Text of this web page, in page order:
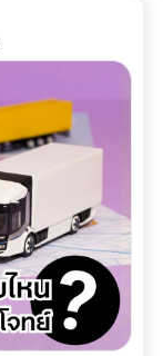
วางท่อเจาะรู
พักน้ำและปั๊ม
งบ่อพักน้ำ
รื่องสูบน้ำขนาด
ว ผลลัพธ์ที่ได้
ระบบระบายน้ำ
ตลอดฤดู
ม่มีค่าซ่อมบำรุง
รือวางแผน
ที่ At-Once
จับสิ่งแปลกปลอม
Reject อย่าง
ไทยต้องเริ่ม
ray
ะตั้งค่าความหนา
มบูรณ์แบบนับ
ซับซ้อน (เช่น
ด้อย่างแม่นยำ 3
โนมัติ 1. การ
ยให้เครื่องสแกน